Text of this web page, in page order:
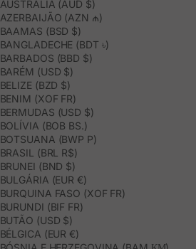
AUSTRÁLIA (AUD $)
AZERBAIJÃO (AZN ₼)
BAAMAS (BSD $)
BANGLADECHE (BDT ৳)
BARBADOS (BBD $)
BARÉM (USD $)
BELIZE (BZD $)
BENIM (XOF FR)
BERMUDAS (USD $)
BOLÍVIA (BOB BS.)
BOTSUANA (BWP P)
BRASIL (BRL R$)
BRUNEI (BND $)
BULGÁRIA (EUR €)
BURQUINA FASO (XOF FR)
BURUNDI (BIF FR)
BUTÃO (USD $)
BÉLGICA (EUR €)